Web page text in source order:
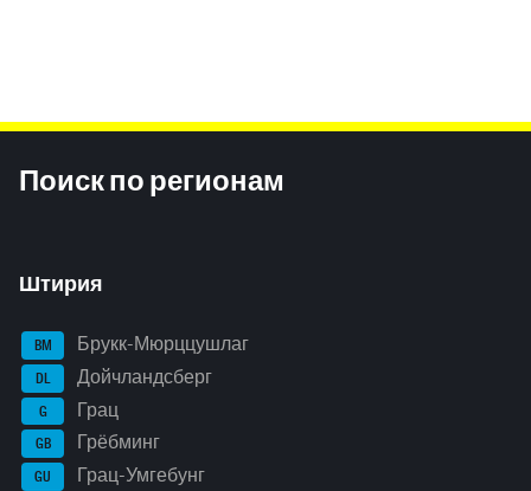
Поиск по регионам
Штирия
BM Брукк-Мюрццушлаг
DL Дойчландсберг
G Грац
GB Грёбминг
GU Грац-Умгебунг